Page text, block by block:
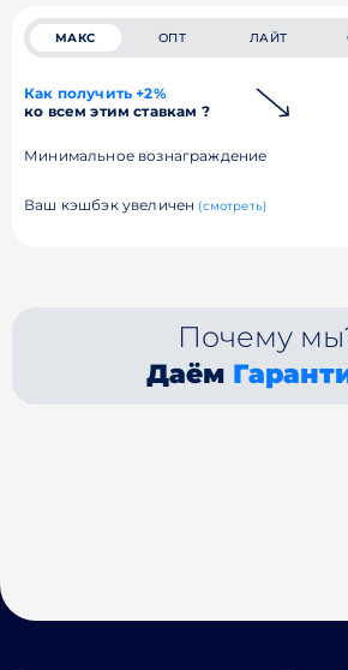
МАКС ОПТ ЛАЙТ
Как получить +2%
ко всем этим ставкам ?
Минимальное вознаграждение
Ваш кэшбэк увеличен (смотреть)
Почему
Даём